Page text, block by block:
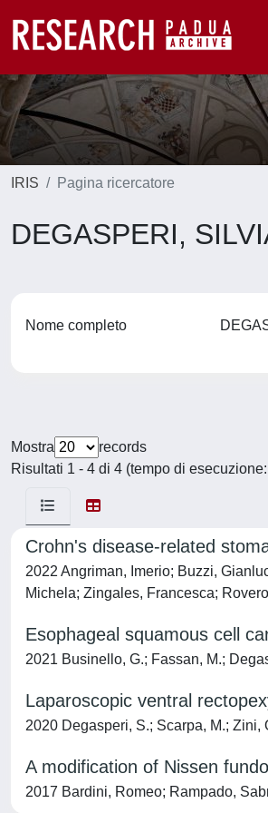
IRIS Pagina ricercatore
DEGASPERI,
Nome completo
Mostra
records
Risultati 1 - 4 di 4 (tempo di
Crohn's disease-related
2022 Angriman, Imerio; Buzzi,
Michela; Zingales, Francesca;
Esophageal squamous cell
2021 Businello, G.; Fassan, M.;
Laparoscopic ventral
2020 Degasperi, S.; Scarpa, M.; Zini,
A modification of Nissen
2017 Bardini, Romeo; Rampado,